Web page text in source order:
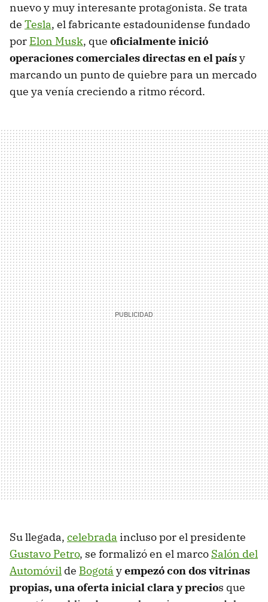
nuevo y muy interesante protagonista. Se trata
de Tesla, el fabricante estadounidense fundado
por Elon Musk, que oficialmente inició
operaciones comerciales directas en el paísy
marcando un punto de quiebre para un mercado
que ya venía creciendo a ritmo récord.
Su llegada, celebrada incluso por el presidente
Gustavo Petro, se formalizó en el marco Salón del
Automóvil de Bogotá yempezó con dos vitrinas
propias, una oferta inicial clara y precios que